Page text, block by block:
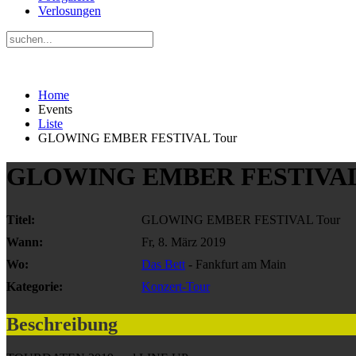
Verlosungen
Home
Events
Liste
GLOWING EMBER FESTIVAL Tour
GLOWING EMBER
Titel:
GLOWING EMBER FESTIVAL Tour
Wann:
Fr, 8. März 2019
Wo:
Das Bett - Fankfurt am Main
Kategorie:
Konzert-Tour
Beschreibung